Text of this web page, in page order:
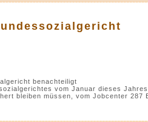
benachteiligt
vom Januar dieses Jahres
bleiben müssen, vom Jobcenter 287